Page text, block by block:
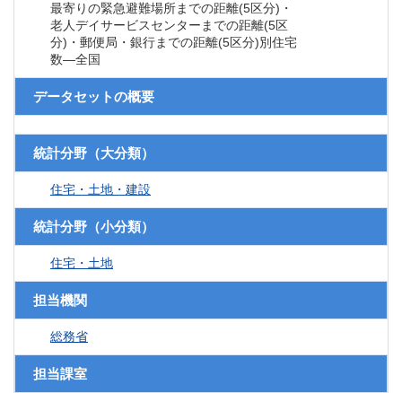
最寄りの緊急避難場所までの距離(5区分)・
老人デイサービスセンターまでの距離(5区
分)・郵便局・銀行までの距離(5区分)別住宅
数―全国
データセットの概要
統計分野（大分類）
住宅・土地・建設
統計分野（小分類）
住宅・土地
担当機関
総務省
担当課室